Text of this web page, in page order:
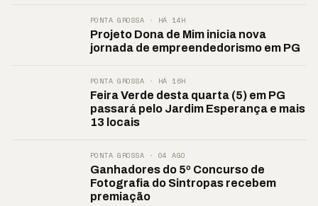
PONTA GROSSA · HÁ 14H
Projeto Dona de Mim inicia nova
jornada de empreendedorismo em PG
PONTA GROSSA · HÁ 16H
Feira Verde desta quarta (5) em PG
passará pelo Jardim Esperança e mais
13 locais
PONTA GROSSA · 04 AGO
Ganhadores do 5º Concurso de
Fotografia do Sintropas recebem
premiação